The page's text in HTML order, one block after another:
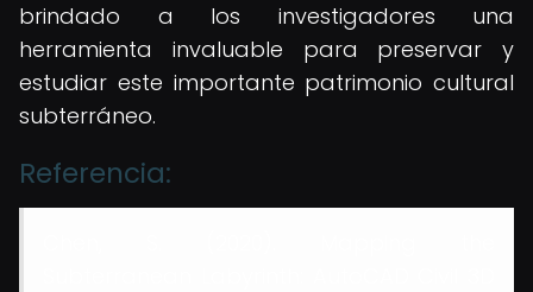
brindado a los investigadores una
herramienta invaluable para preservar y
estudiar este importante patrimonio cultural
subterráneo.
Referencia: